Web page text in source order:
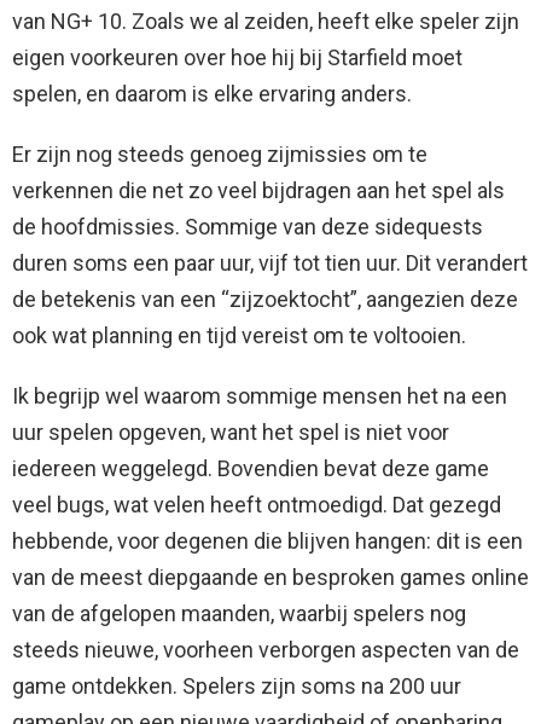
van NG+ 10. Zoals we al zeiden, heeft elke speler zijn
eigen voorkeuren over hoe hij bij Starfield moet
spelen, en daarom is elke ervaring anders.
Er zijn nog steeds genoeg zijmissies om te
verkennen die net zo veel bijdragen aan het spel als
de hoofdmissies. Sommige van deze sidequests
duren soms een paar uur, vijf tot tien uur. Dit verandert
de betekenis van een “zijzoektocht”, aangezien deze
ook wat planning en tijd vereist om te voltooien.
Ik begrijp wel waarom sommige mensen het na een
uur spelen opgeven, want het spel is niet voor
iedereen weggelegd. Bovendien bevat deze game
veel bugs, wat velen heeft ontmoedigd. Dat gezegd
hebbende, voor degenen die blijven hangen: dit is een
van de meest diepgaande en besproken games online
van de afgelopen maanden, waarbij spelers nog
steeds nieuwe, voorheen verborgen aspecten van de
game ontdekken. Spelers zijn soms na 200 uur